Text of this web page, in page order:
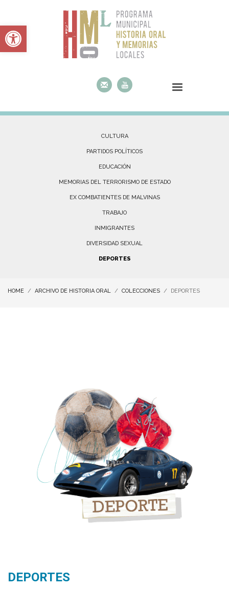
Abrir barra de herramientas
CULTURA
PARTIDOS POLÍTICOS
EDUCACIÓN
MEMORIAS DEL TERRORISMO DE ESTADO
EX COMBATIENTES DE MALVINAS
TRABAJO
INMIGRANTES
DIVERSIDAD SEXUAL
DEPORTES
HOME ARCHIVO DE HISTORIA ORAL COLECCIONES DEPORTES
DEPORTES